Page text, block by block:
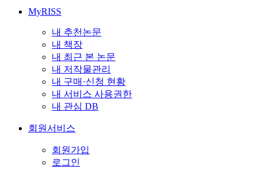
MyRISS
내 추천논문
내 책장
내 최근 본 논문
내 저작물관리
내 구매·신청 현황
내 서비스 사용권한
내 관심 DB
회원서비스
회원가입
로그인